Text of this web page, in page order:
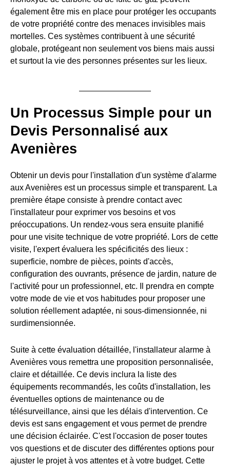
également être mis en place pour protéger les occupants
de votre propriété contre des menaces invisibles mais
mortelles. Ces systèmes contribuent à une sécurité
globale, protégeant non seulement vos biens mais aussi
et surtout la vie des personnes présentes sur les lieux.
Un Processus Simple pour un
Devis Personnalisé aux
Avenières
Obtenir un devis pour l'installation d'un système d'alarme
aux Avenières est un processus simple et transparent. La
première étape consiste à prendre contact avec
l'installateur pour exprimer vos besoins et vos
préoccupations. Un rendez-vous sera ensuite planifié
pour une visite technique de votre propriété. Lors de cette
visite, l'expert évaluera les spécificités des lieux :
superficie, nombre de pièces, points d'accès,
configuration des ouvrants, présence de jardin, nature de
l'activité pour un professionnel, etc. Il prendra en compte
votre mode de vie et vos habitudes pour proposer une
solution réellement adaptée, ni sous-dimensionnée, ni
surdimensionnée.
Suite à cette évaluation détaillée, l'installateur alarme à
Avenières vous remettra une proposition personnalisée,
claire et détaillée. Ce devis inclura la liste des
équipements recommandés, les coûts d'installation, les
éventuelles options de maintenance ou de
télésurveillance, ainsi que les délais d'intervention. Ce
devis est sans engagement et vous permet de prendre
une décision éclairée. C'est l'occasion de poser toutes
vos questions et de discuter des différentes options pour
ajuster le projet à vos attentes et à votre budget. Cette